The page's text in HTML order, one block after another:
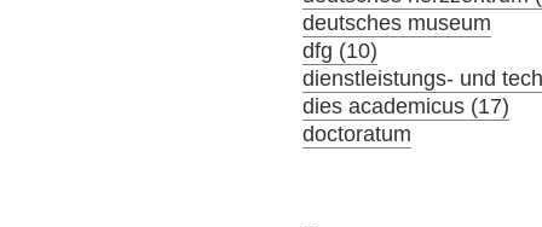
deutsches museum
dfg (10)
dienstleistungs- und
dies academicus (17)
doctoratum